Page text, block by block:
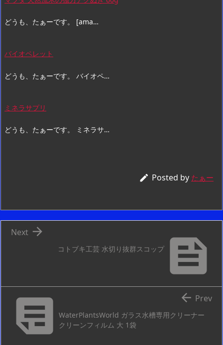
どうも、たぁーです。 [ama…
バイオペレット
どうも、たぁーです。 バイオペ…
ミネラサプリ
どうも、たぁーです。 ミネラサ…
 Posted by たぁー

コトブキ工芸 水切り抜群スコップ

Next
WaterPlantsWorld ガラス水槽専用クリーナー
クリーンフィルム 大 1袋
 Prev